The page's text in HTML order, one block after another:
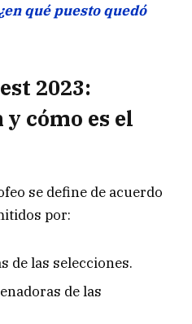
qué puesto quedó
2023:
cómo es el
se define de acuerdo
por:
de las selecciones.
de las